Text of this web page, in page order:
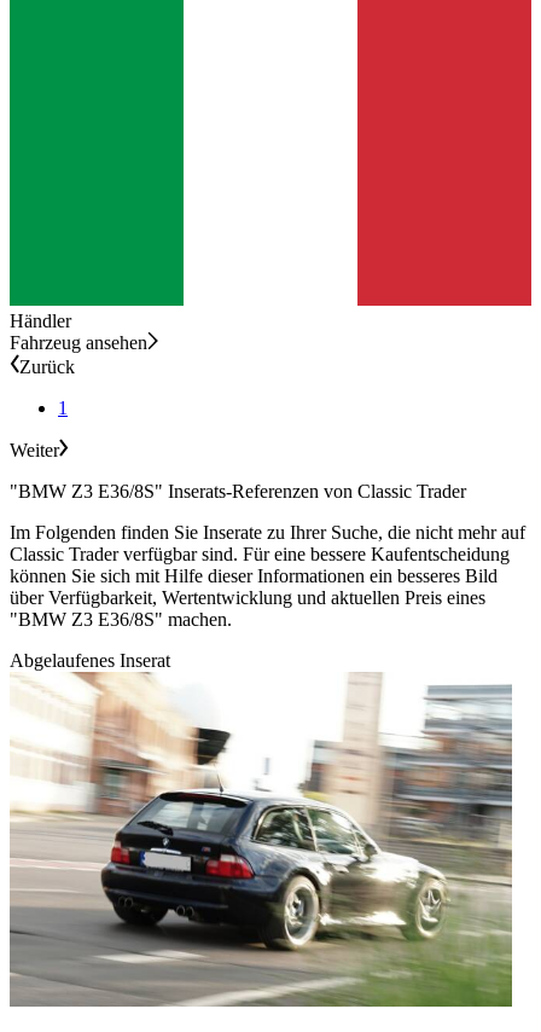
Händler
Fahrzeug ansehen
Zurück
1
Weiter
"BMW Z3 E36/8S" Inserats-Referenzen von Classic Trader
Im Folgenden finden Sie Inserate zu Ihrer Suche, die nicht mehr auf
Classic Trader verfügbar sind. Für eine bessere Kaufentscheidung
können Sie sich mit Hilfe dieser Informationen ein besseres Bild
über Verfügbarkeit, Wertentwicklung und aktuellen Preis eines
"BMW Z3 E36/8S" machen.
Abgelaufenes Inserat